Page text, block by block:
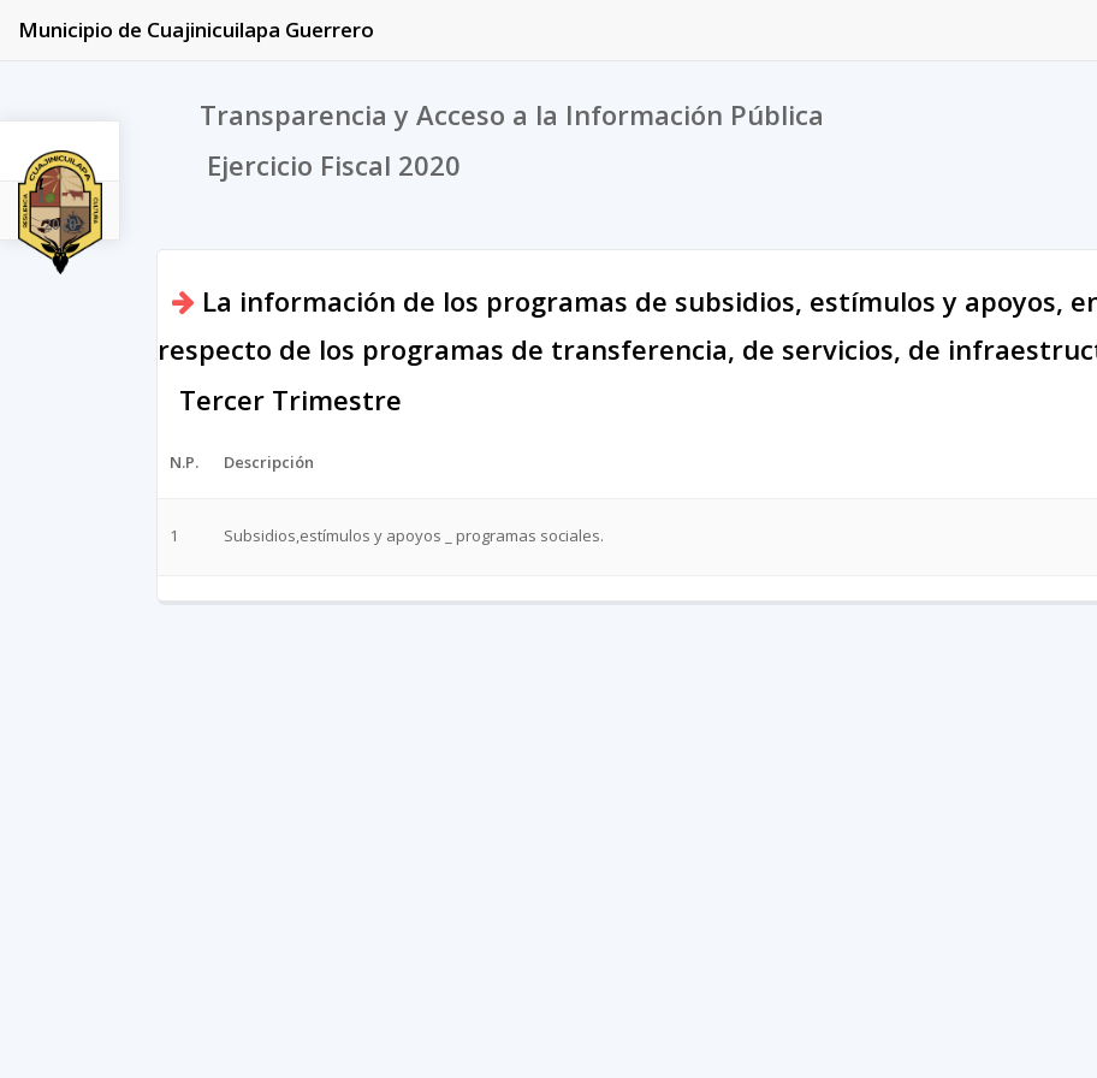
2020
Municipio de Cuajinicuilapa Guerrero
Transparencia y Acceso a la Información Pública
Ejercicio Fiscal 2020
La información de los programas de subsidios, estímulos y apoyos,
respecto de los programas de transferencia, de servicios, de
Tercer Trimestre
N.P. Descripción
1 Subsidios,estímulos y apoyos _ programas sociales.